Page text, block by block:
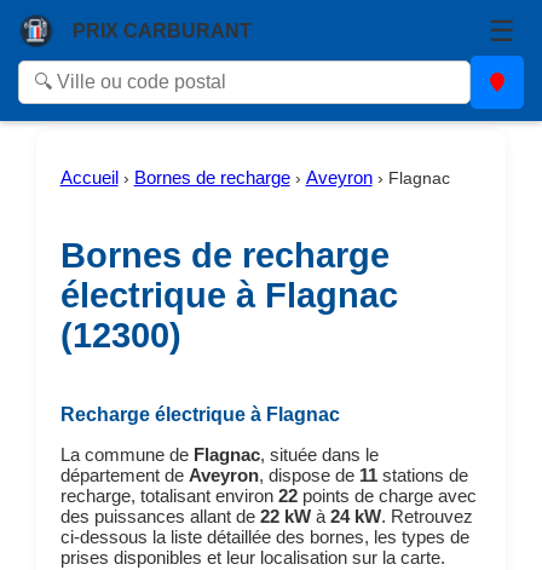
PRIX CARBURANT ☰
Accueil › Bornes de recharge› Aveyron› Flagnac
Bornes de recharge
électrique à Flagnac
(12300)
Recharge électrique à Flagnac
La commune de Flagnac, située dans le
département de Aveyron, dispose de 11stations de
recharge, totalisant environ 22points de charge avec
des puissances allant de 22 kWà 24 kW. Retrouvez
ci-dessous la liste détaillée des bornes, les types de
prises disponibles et leur localisation sur la carte.